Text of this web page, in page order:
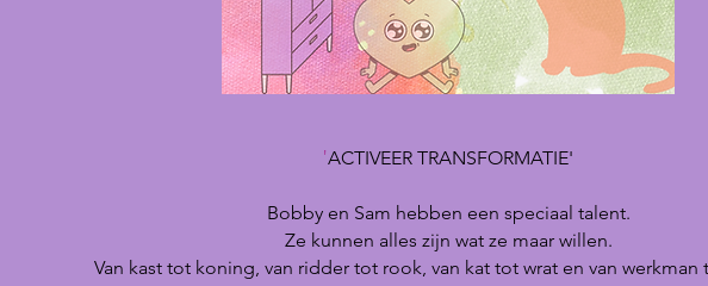
'ACTIVEER TRANSFORMATIE'
Bobby en Sam hebben een speciaal talent.
Ze kunnen alles zijn wat ze maar willen.
Van kast tot koning, van ridder tot rook, van kat tot wrat en van werkman